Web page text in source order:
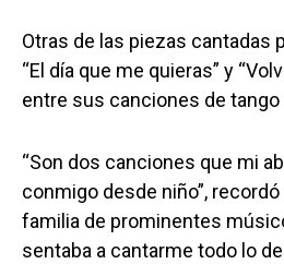
Otras de las piezas cantadas
“El día que me quieras” y
entre sus canciones de
“Son dos canciones que mi
conmigo desde niño”,
familia de prominentes
sentaba a cantarme todo lo